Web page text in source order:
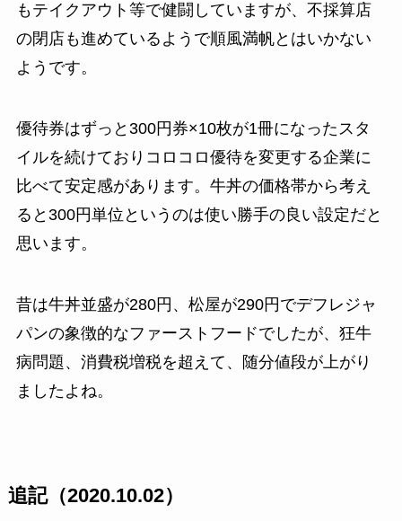
もテイクアウト等で健闘していますが、不採算店
の閉店も進めているようで順風満帆とはいかない
ようです。
優待券はずっと300円券×10枚が1冊になったスタ
イルを続けておりコロコロ優待を変更する企業に
比べて安定感があります。牛丼の価格帯から考え
ると300円単位というのは使い勝手の良い設定だと
思います。
昔は牛丼並盛が280円、松屋が290円でデフレジャ
パンの象徴的なファーストフードでしたが、狂牛
病問題、消費税増税を超えて、随分値段が上がり
ましたよね。
追記（2020.10.02）